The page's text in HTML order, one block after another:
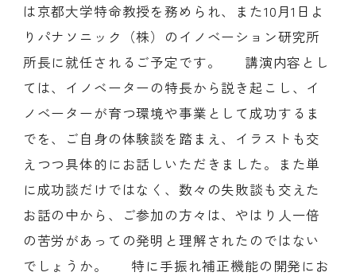
は京都大学特命教授を務められ、また10月1日よ
りパナソニック（株）のイノベーション研究所
所長に就任されるご予定です。 講演内容とし
ては、イノベーターの特長から説き起こし、イ
ノベーターが育つ環境や事業として成功するま
でを、ご自身の体験談を踏まえ、イラストも交
えつつ具体的にお話しいただきました。また単
に成功談だけではなく、数々の失敗談も交えた
お話の中から、ご参加の方々は、やはり人一倍
の苦労があっての発明と理解されたのではない
でしょうか。 特に手振れ補正機能の開発にお